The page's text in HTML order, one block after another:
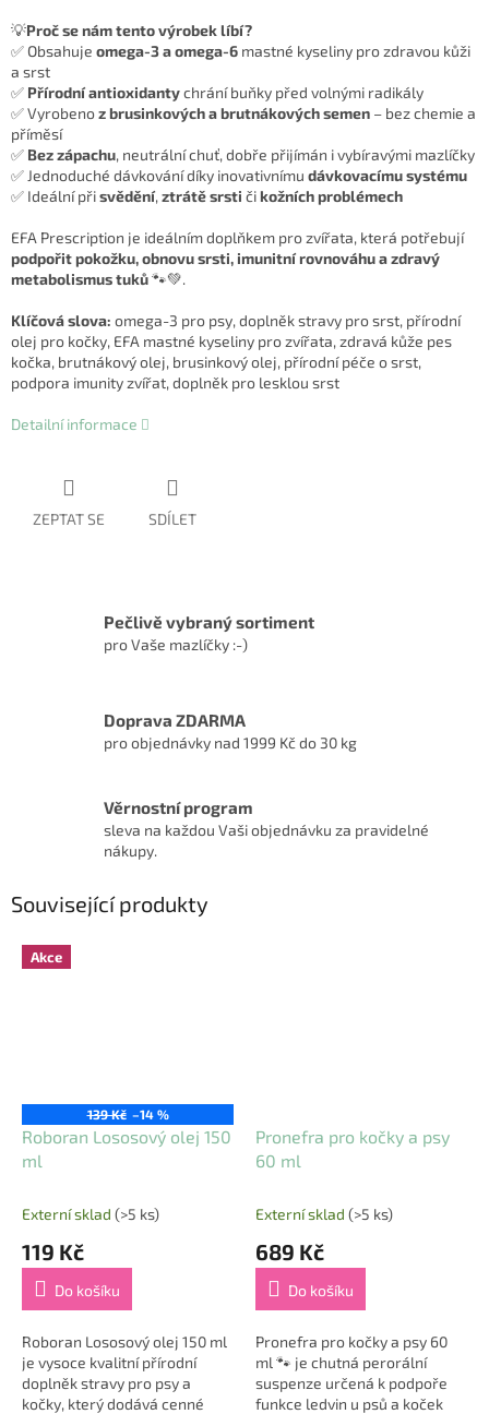
💡Proč se nám tento výrobek líbí?
✅ Obsahuje omega-3 a omega-6 mastné kyseliny pro zdravou kůži
a srst
✅ Přírodní antioxidantychrání buňky před volnými radikály
✅ Vyrobenoz brusinkových a brutnákových semen – bez chemie a
příměsí
✅ Bez zápachu, neutrální chuť, dobře přijímán i vybíravými mazlíčky
✅ Jednoduché dávkování díky inovativnímu dávkovacímu systému
✅ Ideální přisvědění, ztrátě srsti čikožních problémech
EFA Prescription je ideálním doplňkem pro zvířata, která potřebují
podpořit pokožku, obnovu srsti, imunitní rovnováhu a zdravý
metabolismus tuků🐾💚.
Klíčová slova: omega-3 pro psy, doplněk stravy pro srst, přírodní
olej pro kočky, EFA mastné kyseliny pro zvířata, zdravá kůže pes
kočka, brutnákový olej, brusinkový olej, přírodní péče o srst,
podpora imunity zvířat, doplněk pro lesklou srst
Detailní informace
ZEPTAT SE SDÍLET
Pečlivě vybraný sortiment
pro Vaše mazlíčky :-)
Doprava ZDARMA
pro objednávky nad 1999 Kč do 30 kg
Věrnostní program
sleva na každou Vaši objednávku za pravidelné
nákupy.
Související produkty
Akce
139 Kč –14 %
Roboran Lososový olej 150
ml
Externí sklad (>5 ks)
119 Kč
Do košíku
Roboran Lososový olej 150 ml
je vysoce kvalitní přírodní
doplněk stravy pro psy a
kočky, který dodává cenné
Pronefra pro kočky a psy
60 ml
Externí sklad (>5 ks)
689 Kč
Do košíku
Pronefra pro kočky a psy 60
ml 🐾 je chutná perorální
suspenze určená k podpoře
funkce ledvin u psů a koček